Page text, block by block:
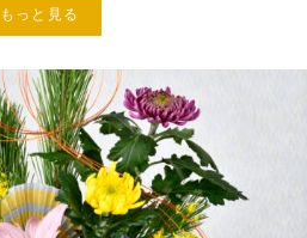
もっと見る